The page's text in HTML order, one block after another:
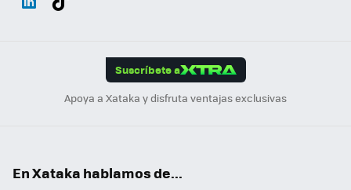
Suscríbete a
Apoya a Xataka y disfruta ventajas exclusivas
En Xataka hablamos de...